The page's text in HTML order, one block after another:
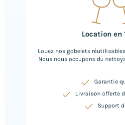
Location en
Louez nos gobelets
Nous nous occupons du
Garantie
Livraison offerte
Support